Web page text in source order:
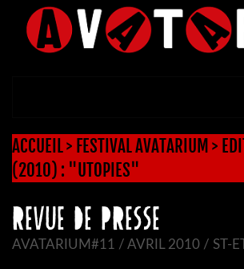
ACCUEIL> FESTIVAL AVATARIUM >
(2010) : "UTOPIES"
REVUE DE PRESSE
AVATARIUM#11 / AVRIL 2010 / ST-